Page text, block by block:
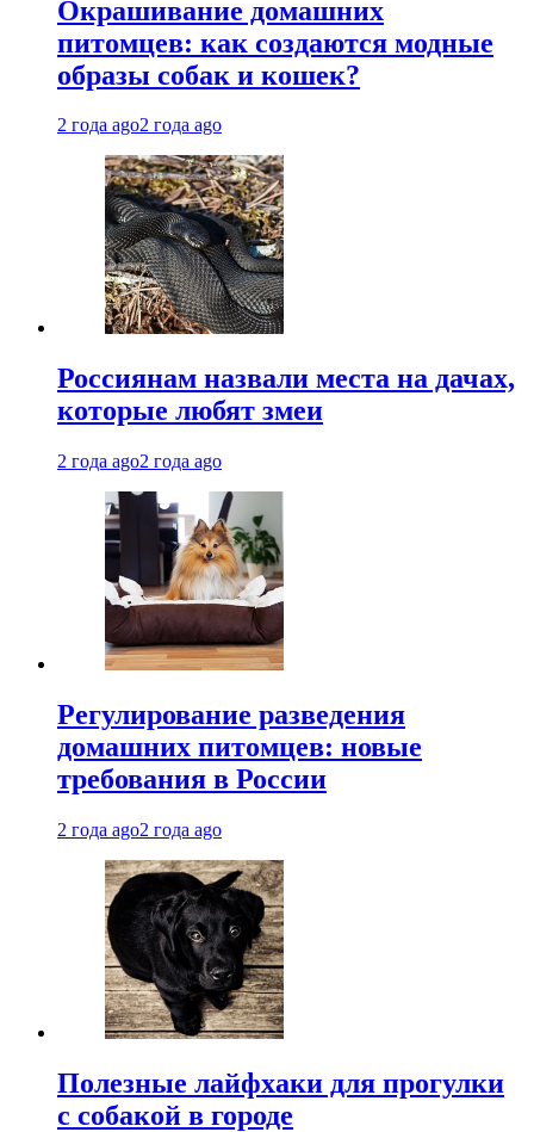
Окрашивание домашних
питомцев: как создаются модные
образы собак и кошек?
2 года ago2 года ago
Россиянам назвали места на дачах,
которые любят змеи
2 года ago2 года ago
Регулирование разведения
домашних питомцев: новые
требования в России
2 года ago2 года ago
Полезные лайфхаки для прогулки
с собакой в городе